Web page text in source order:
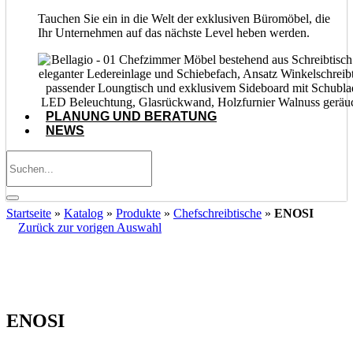
Tauchen Sie ein in die Welt der exklusiven Büromöbel, die
Ihr Unternehmen auf das nächste Level heben werden.
PLANUNG UND BERATUNG
NEWS
Startseite » Katalog » Produkte » Chefschreibtische » ENOSI
Zurück zur vorigen Auswahl
ENOSI